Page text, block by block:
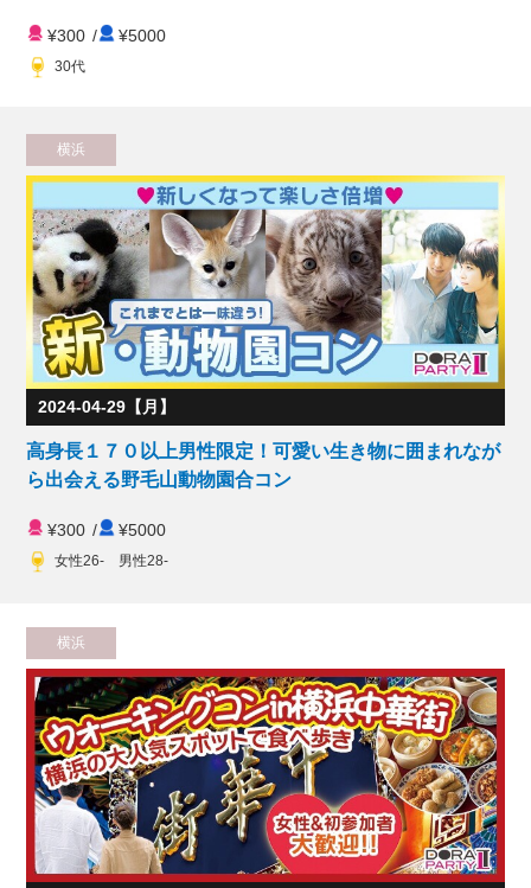
¥300 / ¥5000
30代
横浜
2024-04-29【月】
高身長１７０以上男性限定！可愛い生き物に囲まれなが
ら出会える野毛山動物園合コン
¥300 / ¥5000
女性26- 男性28-
横浜